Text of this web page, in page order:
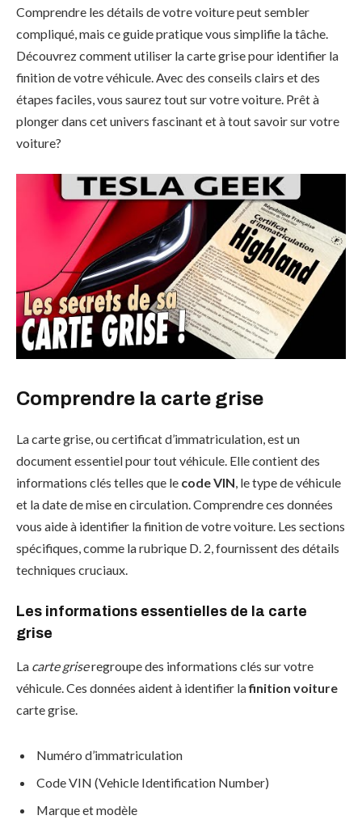
Comprendre les détails de votre voiture peut sembler
compliqué, mais ce guide pratique vous simplifie la tâche.
Découvrez comment utiliser la carte grise pour identifier la
finition de votre véhicule. Avec des conseils clairs et des
étapes faciles, vous saurez tout sur votre voiture. Prêt à
plonger dans cet univers fascinant et à tout savoir sur votre
voiture?
Comprendre la carte grise
La carte grise, ou certificat d’immatriculation, est un
document essentiel pour tout véhicule. Elle contient des
informations clés telles que le code VIN, le type de véhicule
et la date de mise en circulation. Comprendre ces données
vous aide à identifier la finition de votre voiture. Les sections
spécifiques, comme la rubrique D. 2, fournissent des détails
techniques cruciaux.
Les informations essentielles de la carte
grise
La carte griseregroupe des informations clés sur votre
véhicule. Ces données aident à identifier lafinition voiture
carte grise.
Numéro d’immatriculation
Code VIN (Vehicle Identification Number)
Marque et modèle